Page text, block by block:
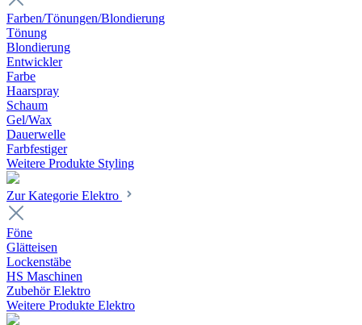
Farben/Tönungen/Blondierung
Tönung
Blondierung
Entwickler
Farbe
Haarspray
Schaum
Gel/Wax
Dauerwelle
Farbfestiger
Weitere Produkte Styling
Zur Kategorie Elektro
Föne
Glätteisen
Lockenstäbe
HS Maschinen
Zubehör Elektro
Weitere Produkte Elektro